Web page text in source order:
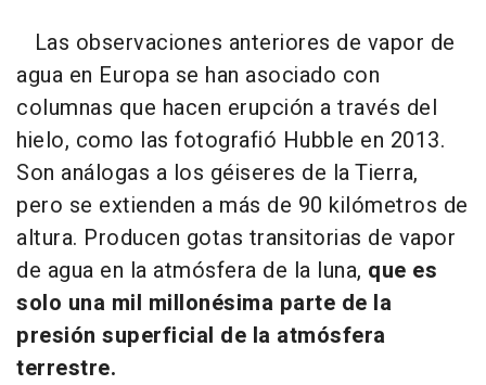
Las observaciones anteriores de vapor de
agua en Europa se han asociado con
columnas que hacen erupción a través del
hielo, como las fotografió Hubble en 2013.
Son análogas a los géiseres de la Tierra,
pero se extienden a más de 90 kilómetros de
altura. Producen gotas transitorias de vapor
de agua en la atmósfera de la luna, que es
solo una mil millonésima parte de la
presión superficial de la atmósfera
terrestre.